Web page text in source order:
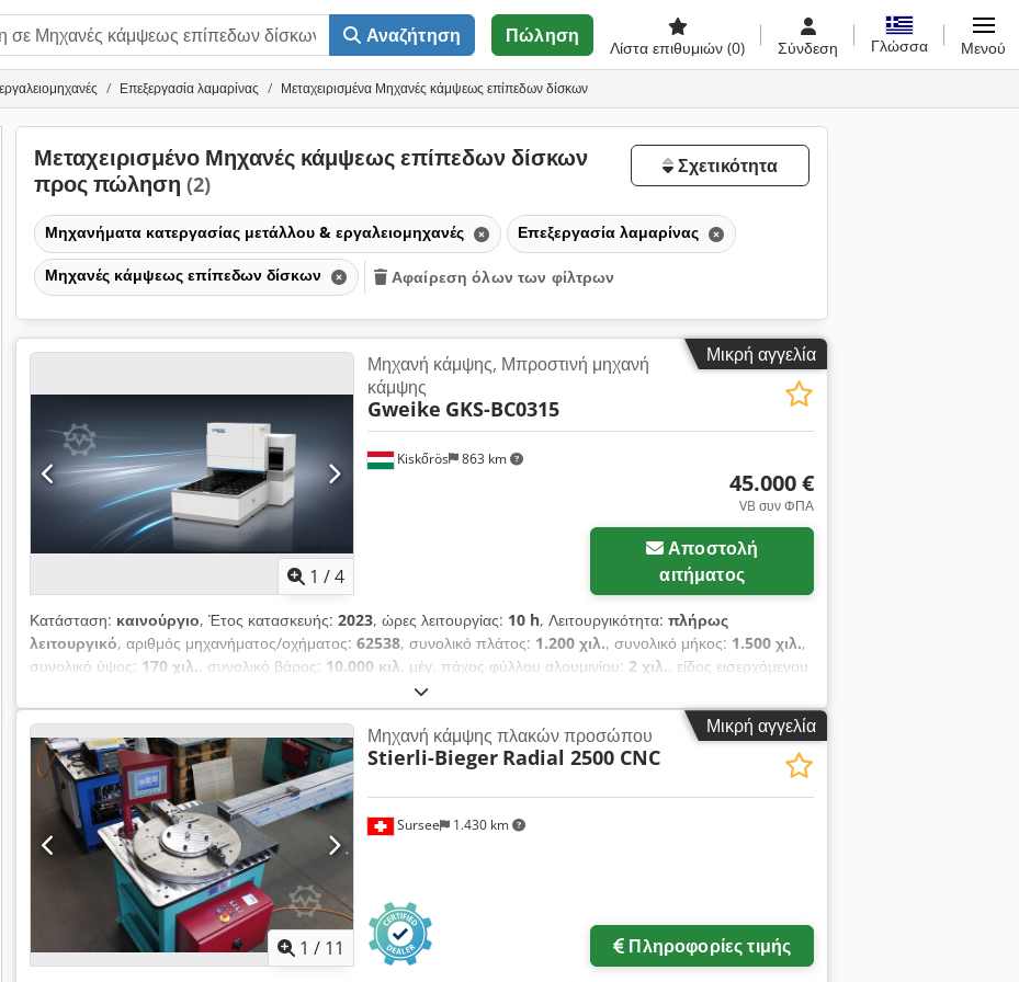
Αναζήτηση Πώληση
Λίστα επιθυμιών (0) Σύνδεση Γλώσσα Μενού
Επεξεργασία λαμαρίνας Μεταχειρισμένα Μηχανές κάμψεως επίπεδων δίσκων
Μεταχειρισμένο Μηχανές κάμψεως επίπεδων δίσκων
προς πώληση (2)
Σχετικότητα
Μηχανήματα κατεργασίας μετάλλου & εργαλειομηχανές Επεξεργασία λαμαρίνας
Μηχανές κάμψεως επίπεδων δίσκων Αφαίρεση όλων των φίλτρων
Μικρή αγγελία
1 /4
Kiskőrös 863 km
Μηχανή κάμψης, Μπροστινή μηχανή
κάμψης
Gweike GKS-BC0315
45.000 €
VB συν ΦΠΑ
Αποστολή
αιτήματος
Κατάσταση: καινούργιο, Έτος κατασκευής: 2023, ώρες λειτουργίας: 10 h, Λειτουργικότητα: πλήρως
λειτουργικό, αριθμός μηχανήματος/οχήματος: 62538, συνολικό πλάτος: 1.200 χιλ., συνολικό μήκος: 1.500 χιλ.,
συνολικό ύψος: 170 χιλ., συνολικό βάρος: 10.000 κιλ, μέγ. πάχος φύλλου αλουμινίου: 2 χιλ., είδος εισερχόμενου
, Πωλείται η αυτόματη μηχανή κάμψης κουτιών/πάνελ που φαίνεται στη φωτογραφία. Είναι
απολύτως καινούργια, πωλείται λόγω αχρηστίας. Πρόκειται για μια πολύ γρήγορη και λειτουργική μηχανή κάμψης,
κατάλληλη για μαζική παραγωγή κουτιών, πάνελ και λεπτών ελασμάτων. Διαθέτει ηλεκτρική σερβοκίνηση,
εξασφαλίζοντας ταχύτατα αποτελέσματα κάμψης. Εφαρμογές: κάμψη θυρίδων αποδυτηρίων, εξοπλισμών
κουζίνας, ηλεκτρικών ερμαρίων, και άλλων λεπτών ελασμάτων. Χαρακτηριστικά μηχανής: - 10 άξονες - Συνολικό
πλάτος: 1500mm - Άνοιγμα (μέγιστο ύψος μεταξύ κάτω και άνω εργαλείου): 170mm - Πάχη κάμψης: Ατσάλι
(dc01): 1.5mm Dedpfx Asv S Exdjkgekr Ανοξείδωτο ατσάλι: 1mm Αλουμίνιο: 2mm - Ελάχιστες διαστάσεις
κάμψης για τεμάχιο: 340mm x 340mm - Μέγιστο μήκος λαμαρίνας: 1600mm - Βάρος: 10 Τόννοι
Μικρή αγγελία
1 / 11
Sursee 1.430 km
Μηχανή κάμψης πλακών προσώπου
Stierli-Bieger Radial 2500 CNC
Πληροφορίες τιμής